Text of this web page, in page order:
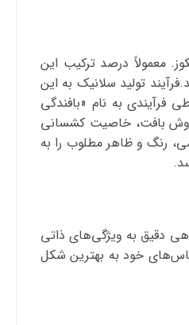
معمولاً درصد ترکیب این
باشند.فرآیند تولید سلانیک به این
به نام «بافندگی
روش بافت، خاصیت کشسانی
رنگ و ظاهر مطلوب را به
دقیق به ویژگی‌های ذاتی
خود به بهترین شکل